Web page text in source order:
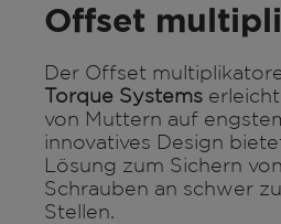
Offset
Der Offset
Torque Systems
von Muttern auf
innovatives Design
Lösung zum Sichern
Schrauben an schwer
Stellen.